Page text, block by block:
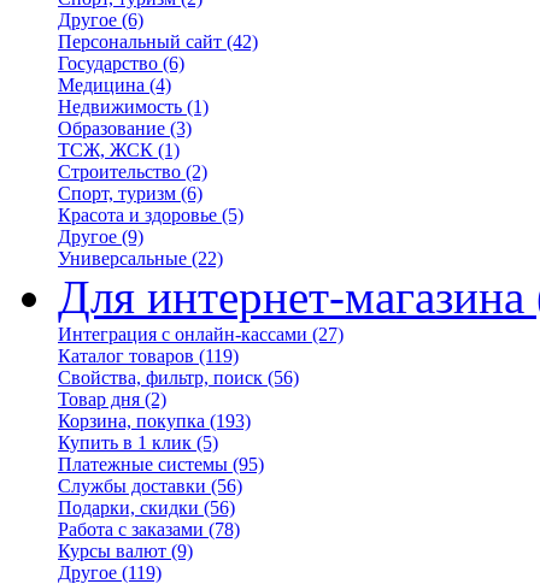
Другое (6)
Персональный сайт (42)
Государство (6)
Медицина (4)
Недвижимость (1)
Образование (3)
ТСЖ, ЖСК (1)
Строительство (2)
Спорт, туризм (6)
Красота и здоровье (5)
Другое (9)
Универсальные (22)
Для интернет-магазина
Интеграция с онлайн-кассами (27)
Каталог товаров (119)
Свойства, фильтр, поиск (56)
Товар дня (2)
Корзина, покупка (193)
Купить в 1 клик (5)
Платежные системы (95)
Службы доставки (56)
Подарки, скидки (56)
Работа с заказами (78)
Курсы валют (9)
Другое (119)